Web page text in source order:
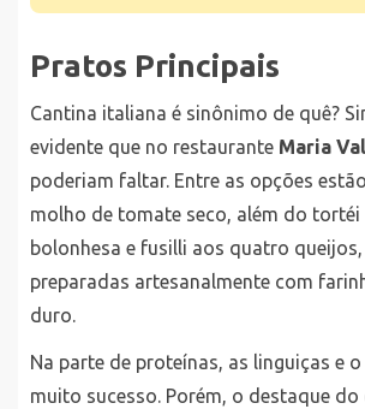
Pratos Principais
Cantina italiana é sinônimo de quê?
evidente que no restaurante Maria
poderiam faltar. Entre as opções
molho de tomate seco, além do
bolonhesa e fusilli aos quatro
preparadas artesanalmente com
duro.
Na parte de proteínas, as linguiças e
muito sucesso. Porém, o destaque do